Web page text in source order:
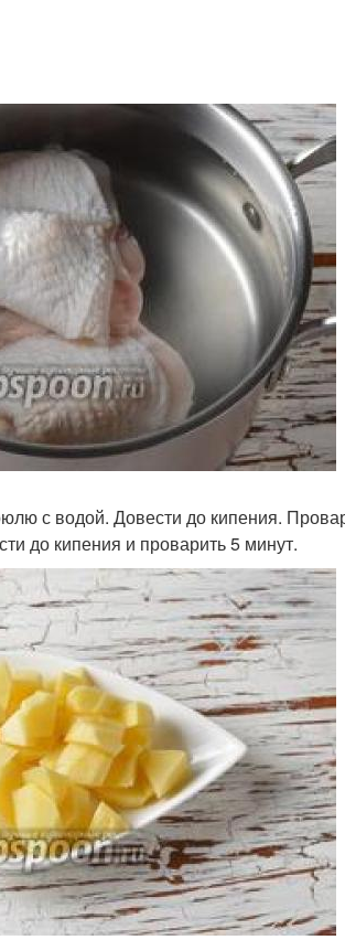
с водой. Довести до кипения.
до кипения и проварить 5 минут.